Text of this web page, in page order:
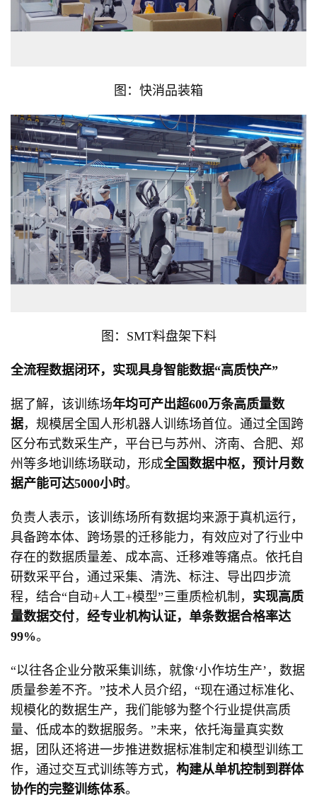
图：快消品装箱
图：SMT料盘架下料
全流程数据闭环，实现具身智能数据“高质快产”
据了解，该训练场年均可产出超600万条高质量数
据，规模居全国人形机器人训练场首位。通过全国跨
区分布式数采生产，平台已与苏州、济南、合肥、郑
州等多地训练场联动，形成全国数据中枢，预计月数
据产能可达5000小时。
负责人表示，该训练场所有数据均来源于真机运行，
具备跨本体、跨场景的迁移能力，有效应对了行业中
存在的数据质量差、成本高、迁移难等痛点。依托自
研数采平台，通过采集、清洗、标注、导出四步流
程，结合“自动+人工+模型”三重质检机制， 实现高质
量数据交付， 经专业机构认证， 单条数据合格率达
99%。
“以往各企业分散采集训练，就像‘小作坊生产’，数据
质量参差不齐。”技术人员介绍，“现在通过标准化、
规模化的数据生产，我们能够为整个行业提供高质
量、低成本的数据服务。”未来，依托海量真实数
据，团队还将进一步推进数据标准制定和模型训练工
作，通过交互式训练等方式， 构建从单机控制到群体
协作的完整训练体系。